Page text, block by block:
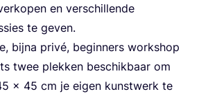
en ver­schil­len­de
te geven.
bij­na pri­vé, begin­ners work­shop
twee plek­ken beschik­baar om
x 45 cm je eigen kunst­werk te